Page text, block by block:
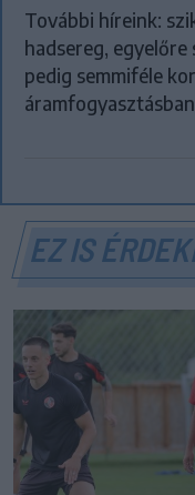
További híreink:
hadsereg,
pedig semmiféle
EZ IS